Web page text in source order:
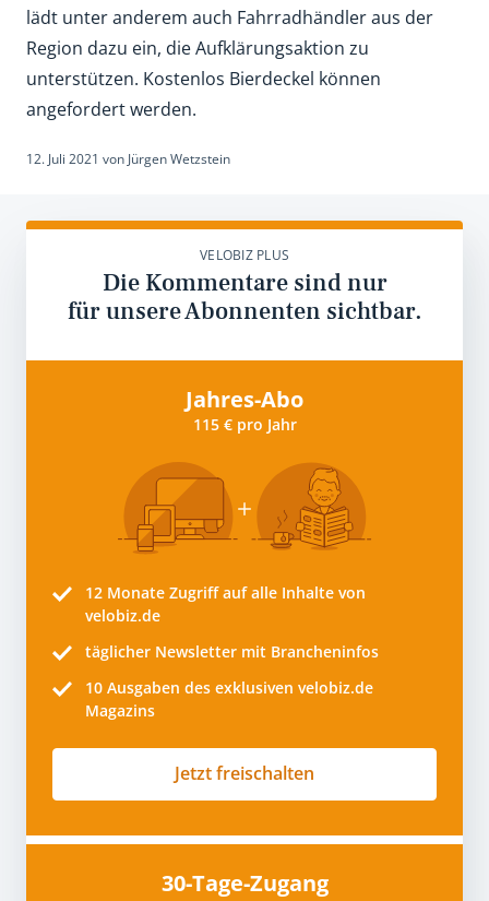
lädt unter anderem auch Fahrradhändler aus der
Region dazu ein, die Aufklärungsaktion zu
unterstützen. Kostenlos Bierdeckel können
angefordert werden.
12. Juli 2021 von Jürgen Wetzstein
VELOBIZ PLUS
Die Kommentare sind nur
für unsere Abonnenten sichtbar.
Jahres-Abo
115 € pro Jahr
12 Monate Zugriff auf alle Inhalte von
velobiz.de
täglicher Newsletter mit Brancheninfos
10 Ausgaben des exklusiven velobiz.de
Magazins
Jetzt freischalten
30-Tage-Zugang